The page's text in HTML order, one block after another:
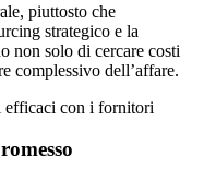
piuttosto che
strategico e la
non solo di cercare costi
complessivo dell’affare.